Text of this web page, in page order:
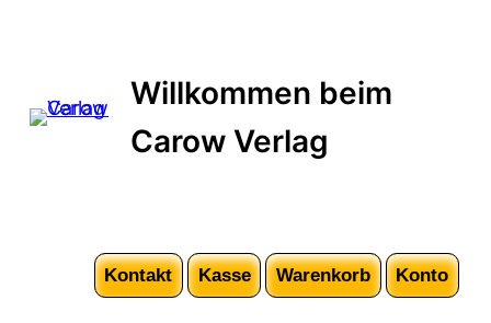
Willkommen beim
Carow Verlag
Kontakt Kasse Warenkorb Konto